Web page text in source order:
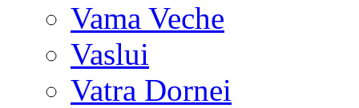
Vama Veche
Vaslui
Vatra Dornei